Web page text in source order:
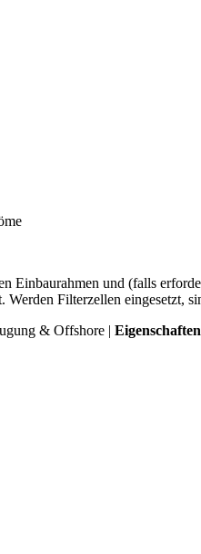
Einbaurahmen und (falls
Filterzellen eingesetzt,
& Offshore |